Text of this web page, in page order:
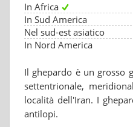
In Africa
In Sud America
Nel sud-est asiatico
In Nord America
Il ghepardo è un grosso
settentrionale,
località dell'Iran. I
antilopi.